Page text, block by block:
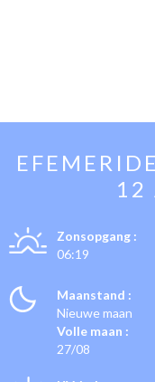
12
Zonsopgang :
06:19
Maanstand :
Nieuwe maan
Volle maan :
27/08